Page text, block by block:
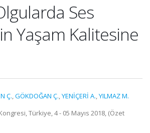
Ses
Yaşam Kalitesine
Ç.,GÖKDOĞAN Ç.,YENİÇERİ A.,YILMAZ M.
Türkiye, 4 - 05 Mayıs 2018, (Özet